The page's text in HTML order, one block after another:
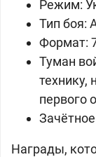
Режим:
Тип боя:
Формат:
Туман
технику,
первого
Награды,